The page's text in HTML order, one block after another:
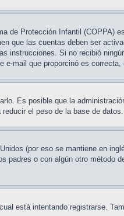
de Protección Infantil (COPPA)
que las cuentas deben ser
Si no recibió
mail que proporcinó es
Es posible que la
el peso de la base de
(por eso se mantiene en
o con algún otro método
está intentando registrarse.